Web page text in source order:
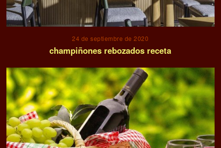
24 de septiembre de 2020
champiñones rebozados receta